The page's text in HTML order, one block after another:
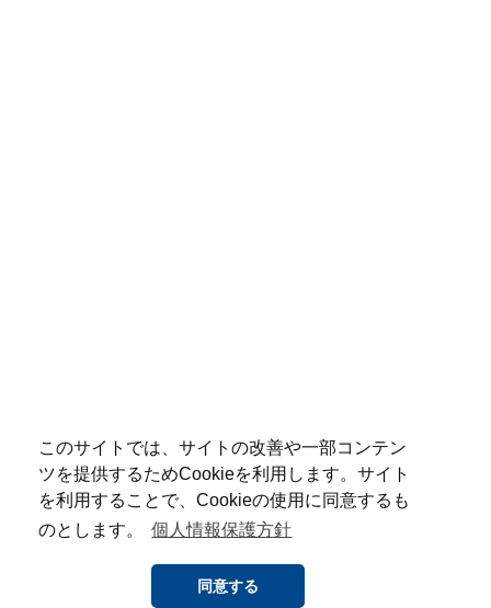
このサイトでは、サイトの改善や一部コンテン
ツを提供するためCookieを利用します。サイト
を利用することで、Cookieの使用に同意するも
のとします。
個人情報保護方針
同意する